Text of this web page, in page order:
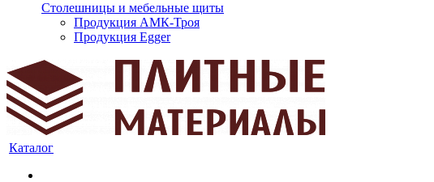
Столешницы и мебельные щиты
Продукция АМК-Троя
Продукция Egger
Каталог